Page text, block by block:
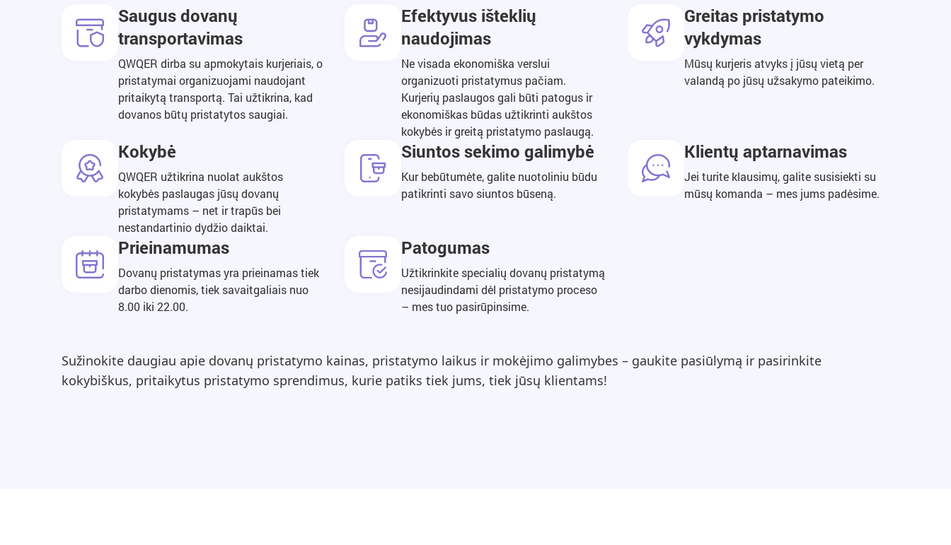
Saugus dovanų
transportavimas
QWQER dirba su apmokytais kurjeriais, o
pristatymai organizuojami naudojant
pritaikytą transportą. Tai užtikrina, kad
dovanos būtų pristatytos saugiai.
Efektyvus išteklių
naudojimas
Ne visada ekonomiška verslui
organizuoti pristatymus pačiam.
Kurjerių paslaugos gali būti patogus ir
ekonomiškas būdas užtikrinti aukštos
kokybės ir greitą pristatymo paslaugą.
Greitas pristatymo
vykdymas
Mūsų kurjeris atvyks į jūsų vietą per
valandą po jūsų užsakymo pateikimo.
Kokybė
QWQER užtikrina nuolat aukštos
kokybės paslaugas jūsų dovanų
pristatymams – net ir trapūs bei
nestandartinio dydžio daiktai.
Siuntos sekimo galimybė
Kur bebūtumėte, galite nuotoliniu būdu
patikrinti savo siuntos būseną.
Klientų aptarnavimas
Jei turite klausimų, galite susisiekti su
mūsų komanda – mes jums padėsime.
Prieinamumas
Dovanų pristatymas yra prieinamas tiek
darbo dienomis, tiek savaitgaliais nuo
8.00 iki 22.00.
Patogumas
Užtikrinkite specialių dovanų pristatymą
nesijaudindami dėl pristatymo proceso
– mes tuo pasirūpinsime.
Sužinokite daugiau apie dovanų pristatymo kainas, pristatymo laikus ir mokėjimo galimybes – gaukite pasiūlymą ir pasirinkite
kokybiškus, pritaikytus pristatymo sprendimus, kurie patiks tiek jums, tiek jūsų klientams!